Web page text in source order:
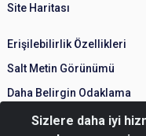
Site Haritası
Erişilebilirlik Özellikleri
Salt Metin Görünümü
Daha Belirgin Odaklama
Sizlere daha iyi